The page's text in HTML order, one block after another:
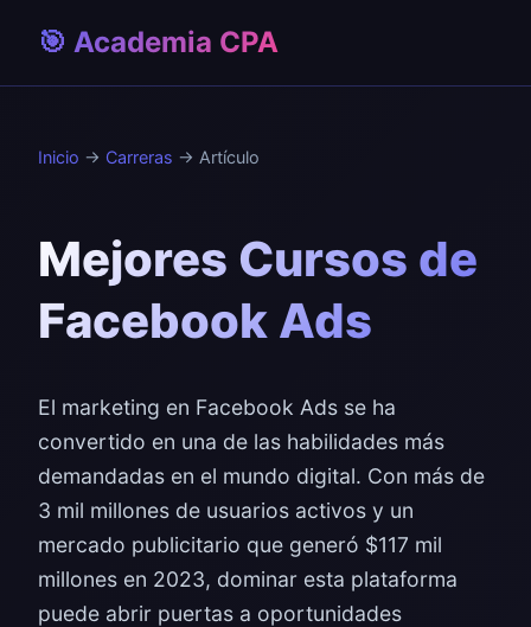
🎯 Academia CPA
Inicio → Carreras → Artículo
Mejores Cursos de
Facebook Ads
El marketing en Facebook Ads se ha
convertido en una de las habilidades más
demandadas en el mundo digital. Con más de
3 mil millones de usuarios activos y un
mercado publicitario que generó $117 mil
millones en 2023, dominar esta plataforma
puede abrir puertas a oportunidades